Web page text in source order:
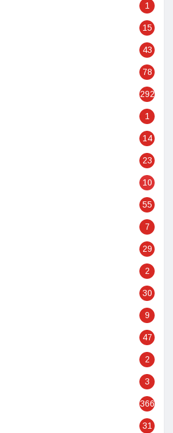
1
15
43
78
292
1
14
23
10
55
7
29
2
30
9
47
2
3
366
31